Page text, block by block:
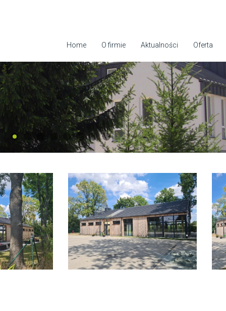
Home O firmie Aktualności Oferta